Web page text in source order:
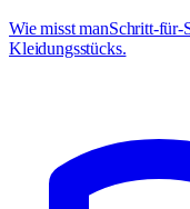
Wie misst manSchritt-für-
Kleidungsstücks.